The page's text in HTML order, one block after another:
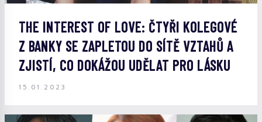
THE INTEREST OF LOVE: ČTYŘI KOLEGOVÉ
Z BANKY SE ZAPLETOU DO SÍTĚ VZTAHŮ A
ZJISTÍ, CO DOKÁŽOU UDĚLAT PRO LÁSKU
15.01.2023